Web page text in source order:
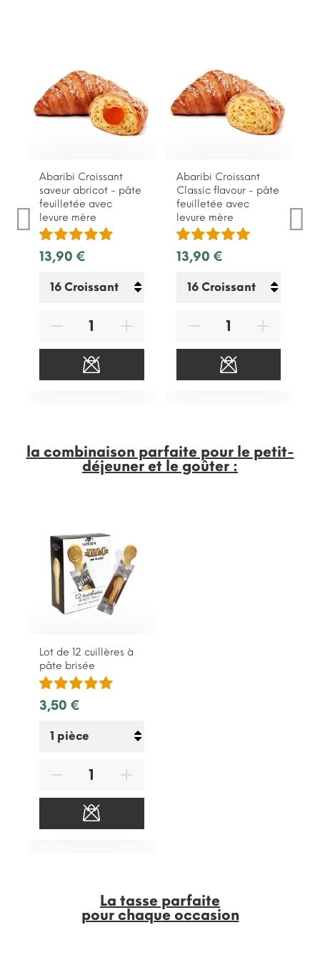
Abaribi Croissant
saveur abricot - pâte
feuilletée avec
levure mère
13,90 €
Abaribi Croissant
Classic flavour - pâte
feuilletée avec
levure mère
13,90 €
la combinaison parfaite pour le petit-
déjeuner et le goûter :
Lot de 12 cuillères à
pâte brisée
3,50 €
La tasse parfaite
pour chaque occasion